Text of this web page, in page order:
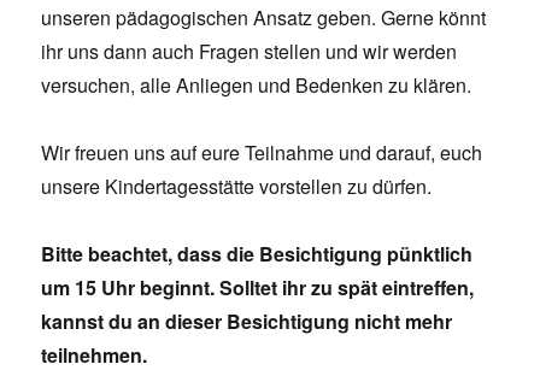
unseren pädagogischen Ansatz geben. Gerne könnt
ihr uns dann auch Fragen stellen und wir werden
versuchen, alle Anliegen und Bedenken zu klären.
Wir freuen uns auf eure Teilnahme und darauf, euch
unsere Kindertagesstätte vorstellen zu dürfen.
Bitte beachtet, dass die Besichtigung pünktlich
um 15 Uhr beginnt. Solltet ihr zu spät eintreffen,
kannst du an dieser Besichtigung nicht mehr
teilnehmen.